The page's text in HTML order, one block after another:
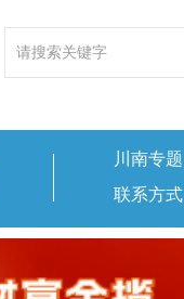
川南专题
联系方式